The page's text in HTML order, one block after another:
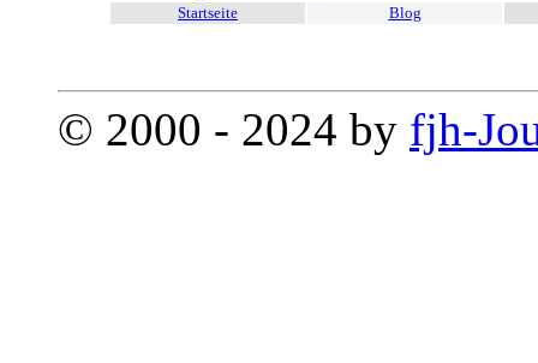
Startseite Blog
© 2000 - 2024 by fjh-